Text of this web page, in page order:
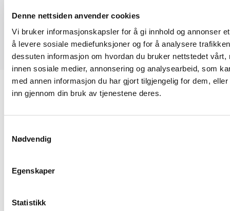
Denne nettsiden anvender cookies
Vi bruker informasjonskapsler for å gi innhold og annonser
å levere sosiale mediefunksjoner og for å analysere
dessuten informasjon om hvordan du bruker nettstedet vårt,
innen sosiale medier, annonsering og analysearbeid, som
med annen informasjon du har gjort tilgjengelig for dem,
inn gjennom din bruk av tjenestene deres.
Nødvendig
Egenskaper
Statistikk
Webinaret holdes av Jens-Morten Søreide, Fagsjef
Byggeregler i Byggmesterforbundet.
0369 Oslo
23 08 75 77